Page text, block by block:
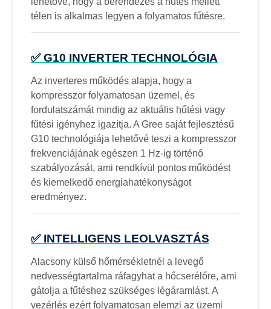
télen is alkalmas legyen a folyamatos fűtésre.
✅ G10 INVERTER TECHNOLÓGIA
Az inverteres működés alapja, hogy a
kompresszor folyamatosan üzemel, és
fordulatszámát mindig az aktuális hűtési vagy
fűtési igényhez igazítja. A Gree saját fejlesztésű
G10 technológiája lehetővé teszi a kompresszor
frekvenciájának egészen 1 Hz-ig történő
szabályozását, ami rendkívül pontos működést
és kiemelkedő energiahatékonyságot
eredményez.
✅ INTELLIGENS LEOLVASZTÁS
Alacsony külső hőmérsékletnél a levegő
nedvességtartalma ráfagyhat a hőcserélőre, ami
gátolja a fűtéshez szükséges légáramlást. A
vezérlés ezért folyamatosan elemzi az üzemi